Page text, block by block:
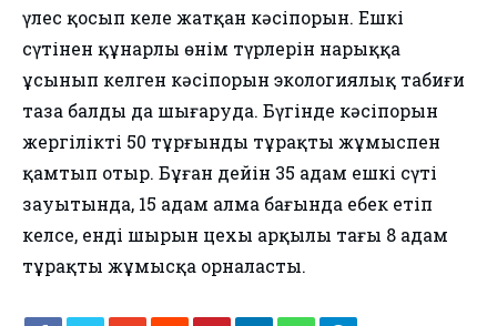
үлес қосып келе жатқан кәсіпорын. Ешкі
сүтінен құнарлы өнім түрлерін нарыққа
ұсынып келген кәсіпорын экологиялық табиғи
таза балды да шығаруда. Бүгінде кәсіпорын
жергілікті 50 тұрғынды тұрақты жұмыспен
қамтып отыр. Бұған дейін 35 адам ешкі сүті
зауытында, 15 адам алма бағында еңбек етіп
келсе, енді шырын цехы арқылы тағы 8 адам
тұрақты жұмысқа орналасты.